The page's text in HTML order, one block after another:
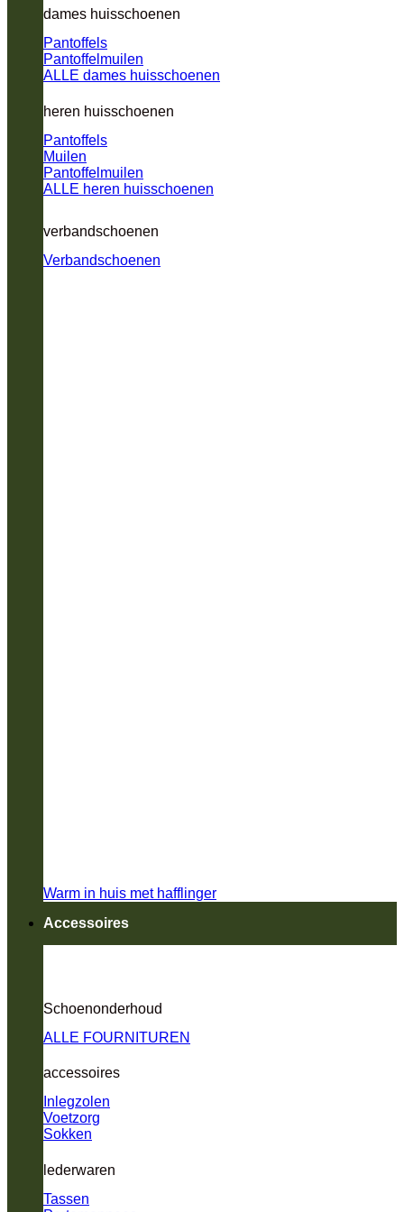
dames huisschoenen
Pantoffels
Pantoffelmuilen
ALLE dames huisschoenen
heren huisschoenen
Pantoffels
Muilen
Pantoffelmuilen
ALLE heren huisschoenen
verbandschoenen
Verbandschoenen
Warm in huis met hafflinger
Accessoires
Schoenonderhoud
ALLE FOURNITUREN
accessoires
Inlegzolen
Voetzorg
Sokken
lederwaren
Tassen